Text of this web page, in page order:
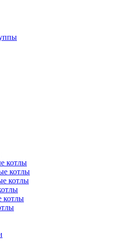
котлы
котлы
котлы
котлы